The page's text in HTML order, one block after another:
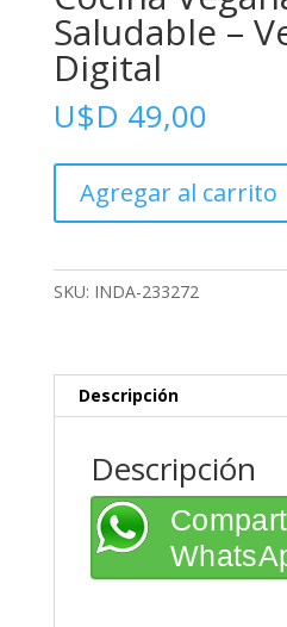
Saludable –
Digital
U$D 49,00
Vegana
-
Agregar al carrito
SKU: INDA-233272
Descripción
Descripción